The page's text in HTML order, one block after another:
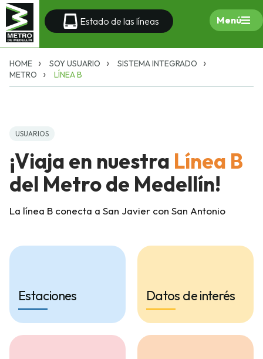
Estado de las líneas Menú
HOME SOY USUARIO
SISTEMA INTEGRADO
METRO
LÍNEA B
USUARIOS
¡Viaja en nuestra Línea B
del Metro de Medellín!
La línea B conecta a San Javier con San Antonio
Estaciones Datos de interés